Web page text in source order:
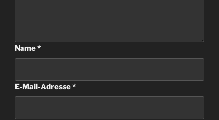
Name*
E-Mail-Adresse*